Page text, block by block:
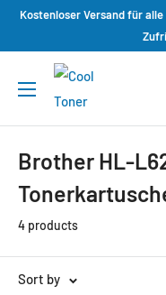
Kostenloser Versand für
Brother HL-
4 products
Sort by